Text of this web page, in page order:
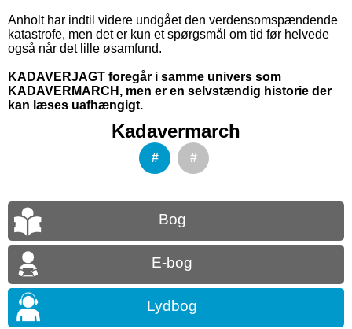
Anholt har indtil videre undgået den verdensomspændende
katastrofe, men det er kun et spørgsmål om tid før helvede
også når det lille øsamfund.
KADAVERJAGT foregår i samme univers som
KADAVERMARCH, men er en selvstændig historie der
kan læses uafhængigt.
Kadavermarch
# #
Bog
E-bog
Lydbog